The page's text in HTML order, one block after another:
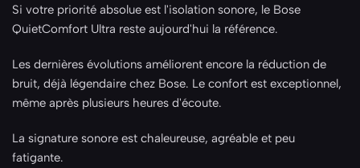
Si votre priorité absolue est l'isolation sonore, le Bose
QuietComfort Ultra reste aujourd'hui la référence.
Les dernières évolutions améliorent encore la réduction de
bruit, déjà légendaire chez Bose. Le confort est exceptionnel,
même après plusieurs heures d'écoute.
La signature sonore est chaleureuse, agréable et peu
fatigante.